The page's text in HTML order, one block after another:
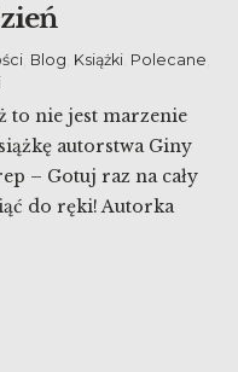
Blog Książki Polecane
to nie jest marzenie
autorstwa Giny
– Gotuj raz na cały
do ręki! Autorka
daje też wiele